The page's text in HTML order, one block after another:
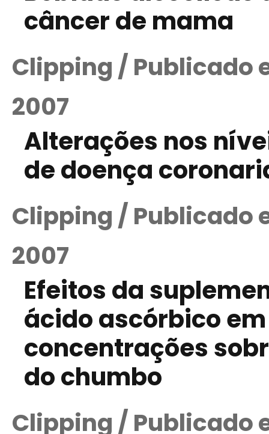
câncer de mama
Clipping / Publicado
2007
Alterações nos
de doença
Clipping / Publicado
2007
Efeitos da
ácido ascórbico
concentrações
do chumbo
Clipping / Publicado